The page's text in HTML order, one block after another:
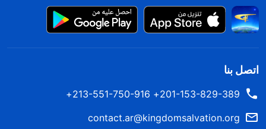
اتصل بنا
201-153-829-389+ 213-551-750-916+
contact.ar@kingdomsalvation.org